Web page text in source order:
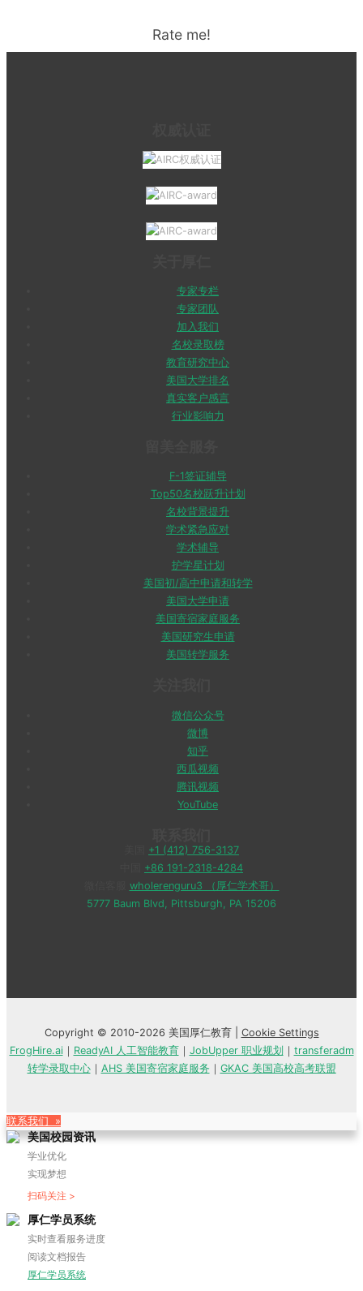
Rate me!
专家专栏
专家团队
加入我们
名校录取榜
教育研究中心
美国大学排名
真实客户感言
行业影响力
F-1签证辅导
Top50名校跃升计划
名校背景提升
学术紧急应对
学术辅导
护学星计划
美国初/高中申请和转学
美国大学申请
美国寄宿家庭服务
美国研究生申请
美国转学服务
微信公众号
微博
知乎
西瓜视频
腾讯视频
YouTube
+1 (412) 756-3137
+86 191-2318-4284
wholerenguru3 （厚仁学术哥）
5777 Baum Blvd, Pittsburgh, PA 15206
Copyright © 2010-2026 美国厚仁教育 | Cookie Settings
FrogHire.ai｜ ReadyAI 人工智能教育｜ JobUpper 职业规划 ｜ transferadm
转学录取中心｜ AHS 美国寄宿家庭服务 ｜ GKAC 美国高校高考联盟
联系我们 »
美国校园资讯
学业优化
实现梦想
扫码关注 >
厚仁学员系统
实时查看服务进度
阅读文档报告
厚仁学员系统